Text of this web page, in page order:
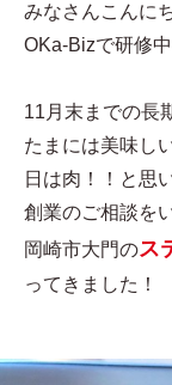
みなさんこんに
OKa-Bizで研修中
11月末までの長
たまには美味し
日は肉！！と思
創業のご相談を
岡崎市大門のス
ってきました！